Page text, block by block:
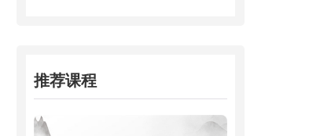
推荐课程